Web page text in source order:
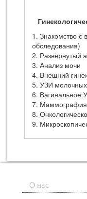
1. Знакомство с
обследования)
2. Развёрнутый
3. Анализ мочи
4. Внешний
5. УЗИ
6. Вагинальное
7. Маммография
8.
9.
О нас